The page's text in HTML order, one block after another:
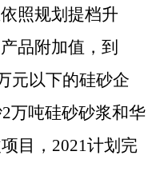
照规划提档升
品附加值，到
元以下的硅砂企
万吨硅砂砂浆和华
目，2021计划完